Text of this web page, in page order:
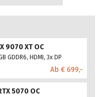
9070 XT OC
GDDR6, HDMI, 3x DP
Ab € 699,-
5070 OC